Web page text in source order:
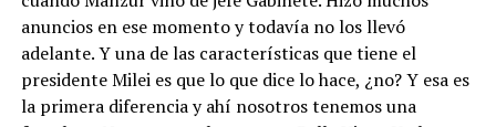
anuncios en ese momento y todavía no los llevó
adelante. Y una de las características que tiene el
presidente Milei es que lo que dice lo hace, ¿no? Y esa es
la primera diferencia y ahí nosotros tenemos una